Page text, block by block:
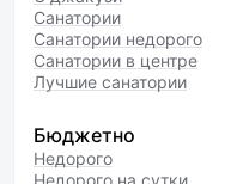
Санатории
Санатории недорого
Санатории в центре
Лучшие санатории
Бюджетно
Недорого
Недорого на сутки